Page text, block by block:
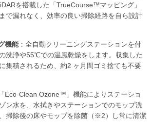
を搭載した「TrueCourse™マッピング」
で漏れなく、効率の良い掃除経路を自ら設計
機能：全自動クリーニングステーションを付
洗浄や55℃での温風乾燥をします。収集した
集積されるため、約2 ヶ月間ゴミ捨ても不要
Eco-Clean Ozone™」機能によりステーショ
ン水を、水拭きやステーションでのモップ洗
掃除後の床やモップを除菌（※2）し常に清潔